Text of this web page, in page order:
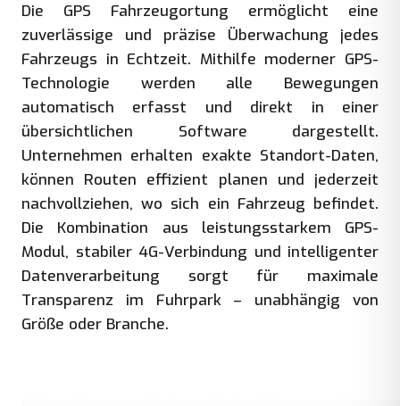
Die GPS Fahrzeugortung ermöglicht eine
zuverlässige und präzise Überwachung jedes
Fahrzeugs in Echtzeit. Mithilfe moderner GPS-
Technologie werden alle Bewegungen
automatisch erfasst und direkt in einer
übersichtlichen Software dargestellt.
Unternehmen erhalten exakte Standort-Daten,
können Routen effizient planen und jederzeit
nachvollziehen, wo sich ein Fahrzeug befindet.
Die Kombination aus leistungsstarkem GPS-
Modul, stabiler 4G-Verbindung und intelligenter
Datenverarbeitung sorgt für maximale
Transparenz im Fuhrpark – unabhängig von
Größe oder Branche.